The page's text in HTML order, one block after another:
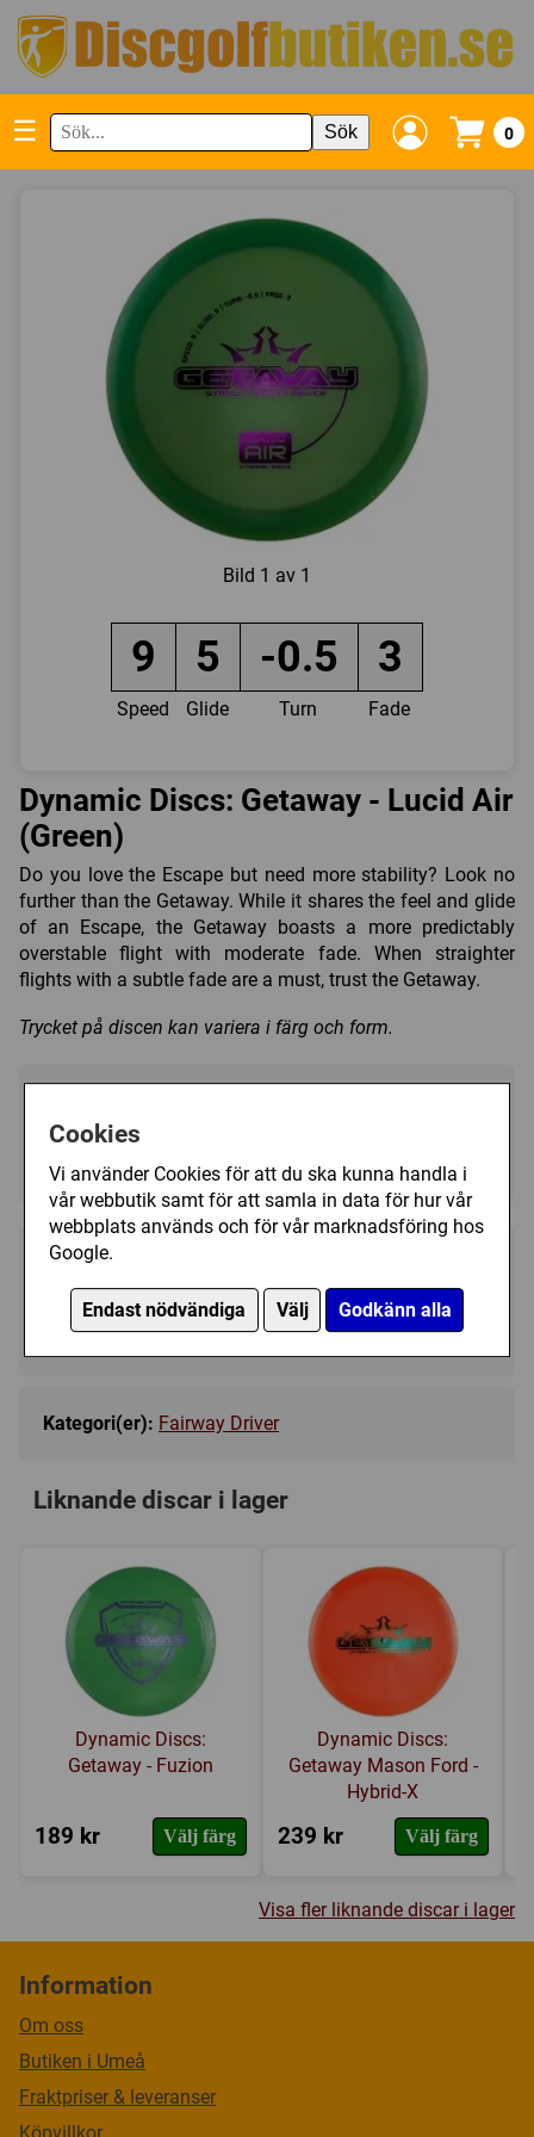
Cookies
Vi använder Cookies för att du ska kunna handla i
vår webbutik samt för att samla in data för hur vår
webbplats används och för vår marknadsföring hos
Google.
Endast nödvändiga Välj Godkänn alla
☰ Sök 0
Bild 1 av 1
9 5 -0.5 3
Speed Glide Turn Fade
Dynamic Discs: Getaway - Lucid Air
(Green)
Do you love the Escape but need more stability? Look no
further than the Getaway. While it shares the feel and glide
of an Escape, the Getaway boasts a more predictably
overstable flight with moderate fade. When straighter
flights with a subtle fade are a must, trust the Getaway.
Trycket på discen kan variera i färg och form.
189 kr Köp
I lager, leveranstid 1-3 vardagar
Kategori(er): Fairway Driver
Liknande discar i lager
Dynamic Discs:
Getaway - Fuzion
189 kr Välj färg
Dynamic Discs:
Getaway Mason Ford -
Hybrid-X
239 kr Välj färg
Visa fler liknande discar i lager
Information
Om oss
Butiken i Umeå
Fraktpriser & leveranser